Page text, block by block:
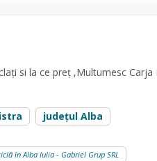
si la ce preț ,Multumesc Carja
județul Alba
în Alba Iulia - Gabriel Grup SRL